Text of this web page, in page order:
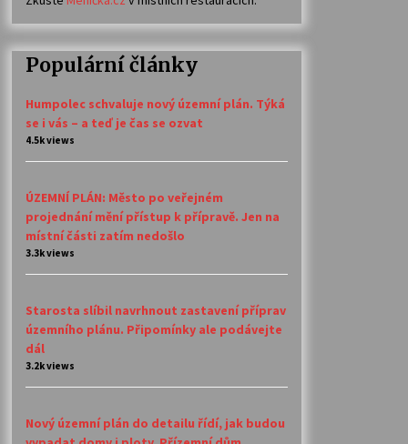
Populární články
Humpolec schvaluje nový územní plán. Týká
se i vás – a teď je čas se ozvat
4.5k views
ÚZEMNÍ PLÁN: Město po veřejném
projednání mění přístup k přípravě. Jen na
místní části zatím nedošlo
3.3k views
Starosta slíbil navrhnout zastavení příprav
územního plánu. Připomínky ale podávejte
dál
3.2k views
Nový územní plán do detailu řídí, jak budou